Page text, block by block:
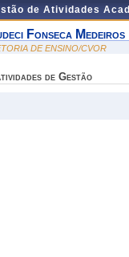
de Atividades
Fonseca Medeiros
DE ENSINO/CVOR
de Gestão